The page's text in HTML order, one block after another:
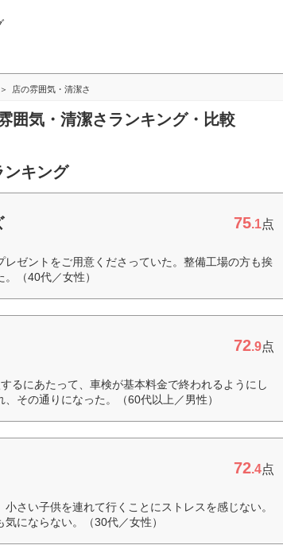
店の雰囲気・清潔さ
囲気・清潔さランキング・比較
ンキング
75.1点
ゼントをご用意くださっていた。整備工場の方も挨
（40代／女性）
72.9点
るにあたって、車検が基本料金で終われるようにし
その通りになった。（60代以上／男性）
72.4点
さい子供を連れて行くことにストレスを感じない。
にならない。（30代／女性）